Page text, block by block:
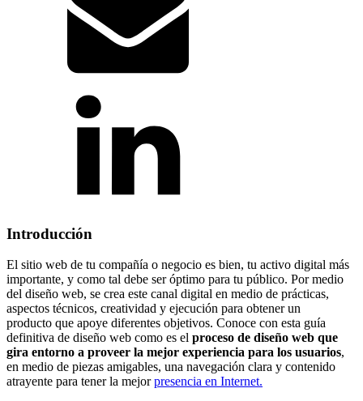
Introducción
El sitio web de tu compañía o negocio es bien, tu activo digital más
importante, y como tal debe ser óptimo para tu público. Por medio
del diseño web, se crea este canal digital en medio de prácticas,
aspectos técnicos, creatividad y ejecución para obtener un
producto que apoye diferentes objetivos. Conoce con esta guía
definitiva de diseño web como es el proceso de diseño web que
gira entorno a proveer la mejor experiencia para los usuarios,
en medio de piezas amigables, una navegación clara y contenido
atrayente para tener la mejorpresencia en Internet.